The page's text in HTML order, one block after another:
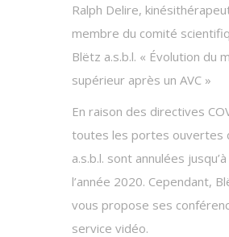
Ralph Delire,
membre du comité
Blëtz a.s.b.l. « Évolution du
supérieur après un AVC »
En raison des directives
toutes les portes ouvertes
a.s.b.l. sont annulées
l’année 2020. Cependant,
vous propose ses
service vidéo.